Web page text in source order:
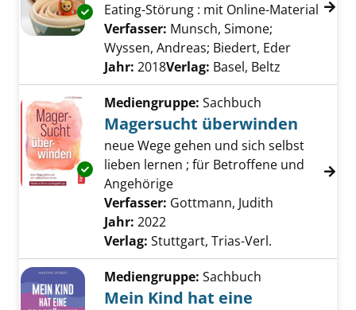
Exemplar-Details von Das Leben
Eating-Störung : mit Online-Material
Verfasser: Munsch, Simone;
Wyssen, Andreas; Biedert, Eder
Jahr: 2018Verlag: Basel, Beltz
Exemplar-Details von Magersucht
Mediengruppe: Sachbuch
Magersucht überwinden
neue Wege gehen und sich selbst
lieben lernen ; für Betroffene und
Angehörige
Verfasser: Gottmann, Judith
Jahr: 2022
Verlag: Stuttgart, Trias-Verl.
Mediengruppe: Sachbuch
Mein Kind hat eine